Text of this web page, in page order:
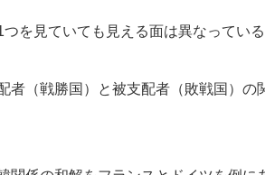
を見ていても見える面は異なっている
者（戦勝国）と被支配者（敗戦国）